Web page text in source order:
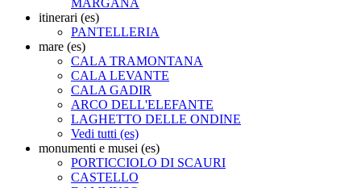
itinerari (es)
PANTELLERIA
mare (es)
CALA TRAMONTANA
CALA LEVANTE
CALA GADIR
ARCO DELL'ELEFANTE
LAGHETTO DELLE ONDINE
Vedi tutti (es)
monumenti e musei (es)
PORTICCIOLO DI SCAURI
CASTELLO